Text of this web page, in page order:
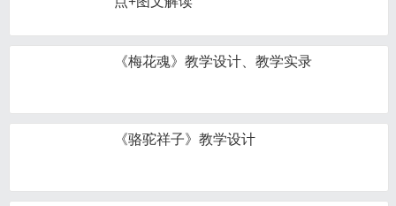
《梅花魂》教学设计、教学实录
《骆驼祥子》教学设计